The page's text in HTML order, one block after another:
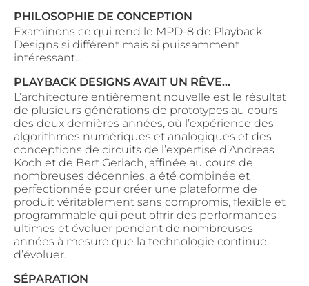
PHILOSOPHIE DE CONCEPTION
Examinons ce qui rend le MPD-8 de Playback
Designs si différent mais si puissamment
intéressant…
PLAYBACK DESIGNS AVAIT UN RÊVE…
L’architecture entièrement nouvelle est le résultat
de plusieurs générations de prototypes au cours
des deux dernières années, où l’expérience des
algorithmes numériques et analogiques et des
conceptions de circuits de l’expertise d’Andreas
Koch et de Bert Gerlach, affinée au cours de
nombreuses décennies, a été combinée et
perfectionnée pour créer une plateforme de
produit véritablement sans compromis, flexible et
programmable qui peut offrir des performances
ultimes et évoluer pendant de nombreuses
années à mesure que la technologie continue
d’évoluer.
SÉPARATION